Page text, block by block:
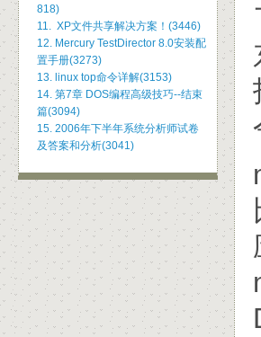
818)
11. XP文件共享解决方案！(3446)
12. Mercury TestDirector 8.0安装配
置手册(3273)
13. linux top命令详解(3153)
14. 第7章 DOS编程高级技巧--结束
篇(3094)
15. 2006年下半年系统分析师试卷
及答案和分析(3041)